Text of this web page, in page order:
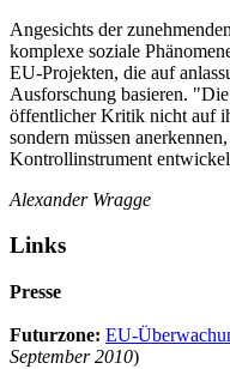
Angesichts der
komplexe soziale
EU-Projekten, die auf
Ausforschung basieren.
öffentlicher Kritik nicht auf
sondern müssen
Kontrollinstrument
Alexander Wragge
Links
Presse
Futurzone: EU-
September 2010)